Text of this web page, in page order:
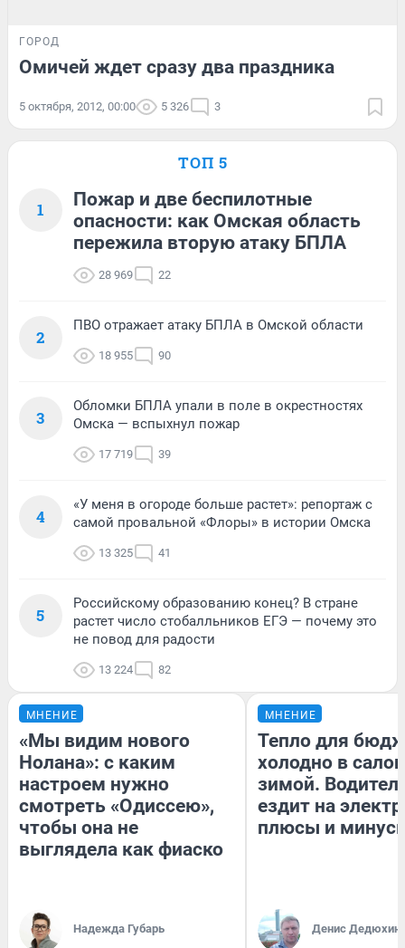
ГОРОД
Омичей ждет сразу два праздника
5 октября, 2012, 00:00 5 326 3
ТОП 5
1
Пожар и две беспилотные
опасности: как Омская область
пережила вторую атаку БПЛА
28 969 22
2
ПВО отражает атаку БПЛА в Омской области
18 955 90
3
Обломки БПЛА упали в поле в окрестностях
Омска — вспыхнул пожар
17 719 39
4
«У меня в огороде больше растет»: репортаж с
самой провальной «Флоры» в истории Омска
13 325 41
5
Российскому образованию конец? В стране
растет число стобалльников ЕГЭ — почему это
не повод для радости
13 224 82
МНЕНИЕ
«Мы видим нового
Нолана»: с каким
настроем нужно
смотреть «Одиссею»,
чтобы она не
выглядела как фиаско
Надежда Губарь
МНЕНИЕ
Тепло для
холодно в
зимой.
ездит на
плюсы и
Денис Дедюхин